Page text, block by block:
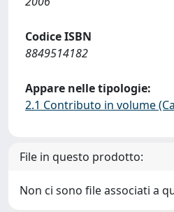
Codice ISBN
8849514182
Appare nelle tipologie:
2.1 Contributo in volume
File in questo prodotto:
Non ci sono file associati a